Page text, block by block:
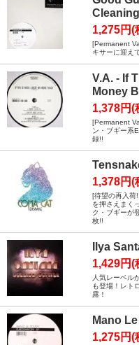
1,275円(
[Permanent
キサーに迎え
V.A. - If
Money
1,378円(
[Permanent
ン・ブギー系
録!!
1,378円(
[待望の再入荷
を押さえまく
ク・ブギーが
枚!!
Ilya
1,429円(
人気レーベル
も登場！レト
露！
Mano
1,275円(